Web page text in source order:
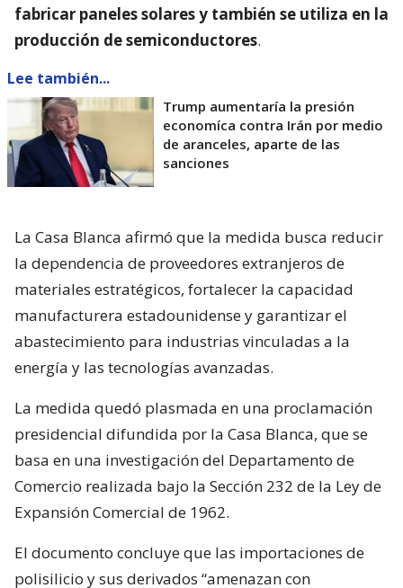
fabricar paneles solares y también se utiliza en la
producción de semiconductores.
Lee también...
Trump aumentaría la presión
economíca contra Irán por medio
de aranceles, aparte de las
sanciones
La Casa Blanca afirmó que la medida busca reducir
la dependencia de proveedores extranjeros de
materiales estratégicos, fortalecer la capacidad
manufacturera estadounidense y garantizar el
abastecimiento para industrias vinculadas a la
energía y las tecnologías avanzadas.
La medida quedó plasmada en una proclamación
presidencial difundida por la Casa Blanca, que se
basa en una investigación del Departamento de
Comercio realizada bajo la Sección 232 de la Ley de
Expansión Comercial de 1962.
El documento concluye que las importaciones de
polisilicio y sus derivados “amenazan con